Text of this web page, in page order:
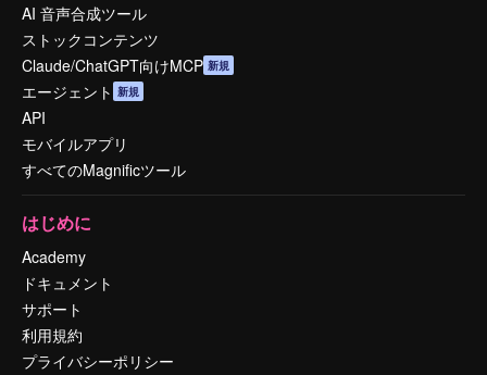
AI 音声合成ツール
ストックコンテンツ
Claude/ChatGPT向けMCP 新規
エージェント 新規
API
モバイルアプリ
すべてのMagnificツール
はじめに
Academy
ドキュメント
サポート
利用規約
プライバシーポリシー